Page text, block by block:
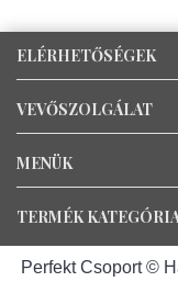
ELÉRHETŐSÉGEK
VEVŐSZOLGÁLAT
MENÜK
TERMÉK
Perfekt Csoport ©